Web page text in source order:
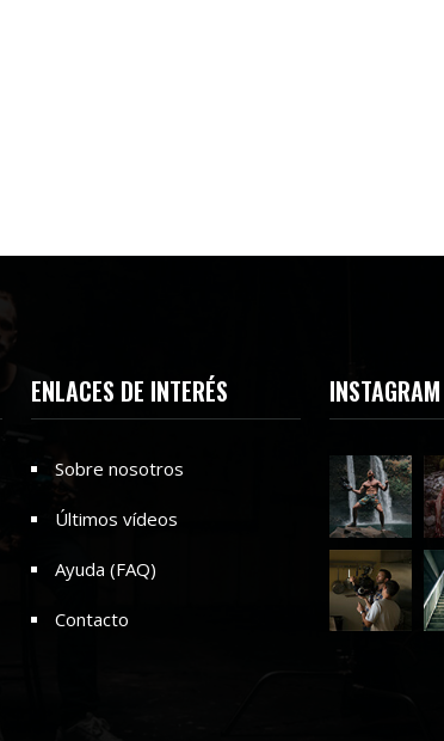
ENLACES DE INTERÉS
Sobre nosotros
Últimos vídeos
Ayuda (FAQ)
Contacto
INSTAGRAM